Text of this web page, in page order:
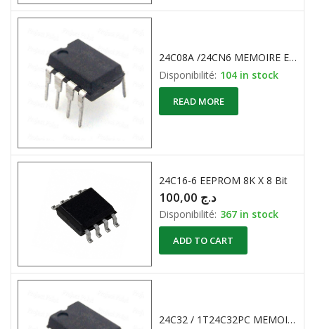
24C08A /24CN6 MEMOIRE EEPROM 1kx8bit à bus série I2C.
Disponibilité: 104 in stock
READ MORE
24C16-6 EEPROM 8K X 8 Bit
د.ج
Disponibilité: 367 in stock
ADD TO CART
24C32 / 1T24C32PC MEMOIRE EEPROM 4K X 8-Bit à bus série I2C.